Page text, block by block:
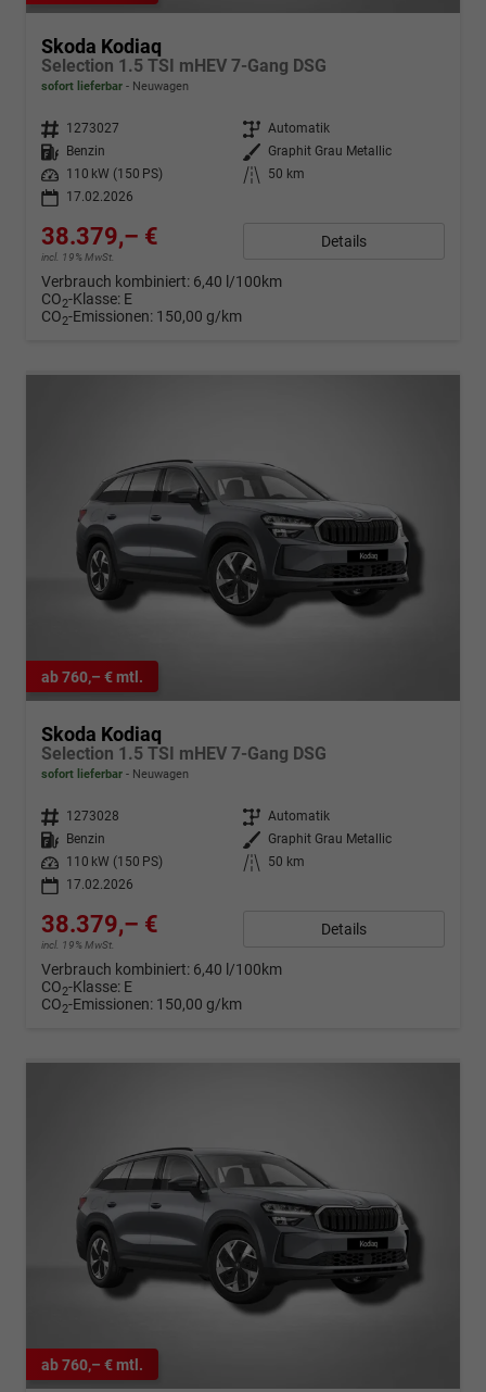
Skoda Kodiaq
Selection 1.5 TSI mHEV 7-Gang DSG
sofort lieferbar Neuwagen
Fahrzeugnr. 1273027 Getriebe Automatik
Kraftstoff
Benzin Außenfarbe
Graphit Grau Metallic
Leistung
110 kW (150 PS) Kilometerstand
50 km
17.02.2026
38.379,– €
incl. 19% MwSt.
Details
Verbrauch kombiniert: 6,40 l/100km
CO2-Klasse: E
CO2-Emissionen: 150,00 g/km
ab 760,– € mtl.
Skoda Kodiaq
Selection 1.5 TSI mHEV 7-Gang DSG
sofort lieferbar Neuwagen
Fahrzeugnr. 1273028 Getriebe Automatik
Kraftstoff
Benzin Außenfarbe
Graphit Grau Metallic
Leistung
110 kW (150 PS) Kilometerstand
50 km
17.02.2026
38.379,– €
incl. 19% MwSt.
Details
Verbrauch kombiniert: 6,40 l/100km
CO2-Klasse: E
CO2-Emissionen: 150,00 g/km
ab 760,– € mtl.